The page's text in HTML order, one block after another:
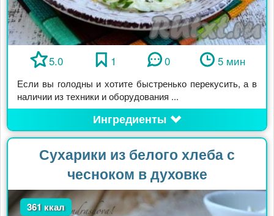
5.0 1 0 5 мин
Если вы голодны и хотите быстренько перекусить, а в
наличии из техники и оборудования ...
Ингредиенты
Сухарики из белого хлеба с
чесноком в духовке
361 ккал